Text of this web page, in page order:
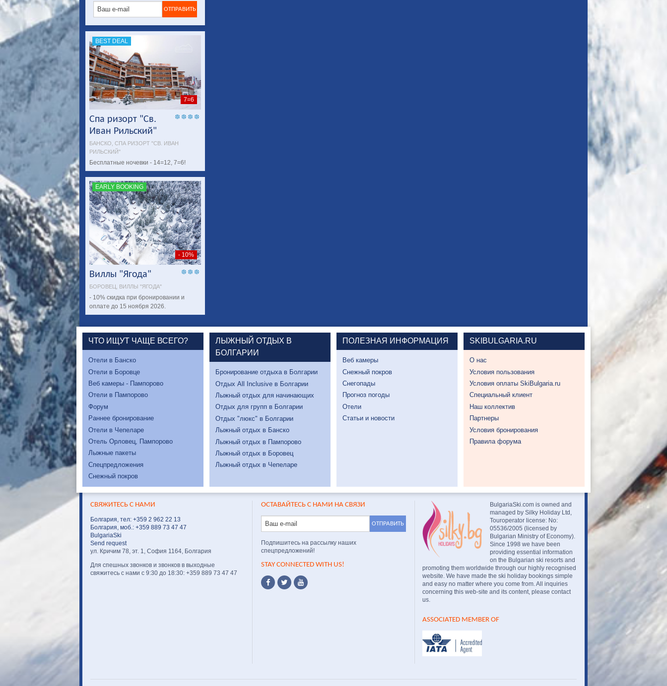
BEST DEAL
7=6
Спа ризорт "Св.
Иван Рильский"
БАНСКО, СПА РИЗОРТ "СВ. ИВАН
РИЛЬСКИЙ"
Бесплатные ночевки - 14=12, 7=6!
EARLY BOOKING
- 10%
Виллы "Ягода"
БОРОВЕЦ, ВИЛЛЫ "ЯГОДА"
- 10% скидка при бронировании и
оплате до 15 ноября 2026.
ЧТО ИЩУТ ЧАЩЕ ВСЕГО?
Отели в Банско
Отели в Боровце
Веб камеры - Пампорово
Отели в Пампорово
Форум
Раннее бронирование
Отели в Чепеларе
Отель Орловец, Пампорово
Лыжные пакеты
Спецпредложения
Снежный покров
ЛЫЖНЫЙ ОТДЫХ В
БОЛГАРИИ
Бронирование отдыха в Болгарии
Отдых All Inclusive в Болгарии
Лыжный отдых для начинающих
Отдых для групп в Болгарии
Отдых "люкс" в Болгарии
Лыжный отдых в Банско
Лыжный отдых в Пампорово
Лыжный отдых в Боровец
Лыжный отдых в Чепеларе
ПОЛЕЗНАЯ ИНФОРМАЦИЯ
Веб камеры
Снежный покров
Снегопады
Прогноз погоды
Отели
Статьи и новости
SKIBULGARIA.RU
О нас
Условия пользования
Условия оплаты SkiBulgaria.ru
Специальный клиент
Наш коллектив
Партнеры
Условия бронирования
Правила форума
СВЯЖИТЕСЬ С НАМИ
Болгария, тел: +359 2 962 22 13
Болгария, моб.: +359 889 73 47 47
BulgariaSki
Send request
ул. Кричим 78, эт. 1, София 1164, Болгария
Для спешных звонков и звонков в выходные
свяжитесь с нами с 9:30 до 18:30: +359 889 73 47 47
ОСТАВАЙТЕСЬ С НАМИ НА СВЯЗИ
Подпишитесь на рассылку наших
спецпредложений!
STAY CONNECTED WITH US!
BulgariaSki.com is owned and
managed by Silky Holiday Ltd,
Touroperator license: No:
05536/2005 (licensed by
Bulgarian Ministry of Economy).
Since 1998 we have been
providing essential information
on the Bulgarian ski resorts and
promoting them worldwide through our highly recognised
website. We have made the ski holiday bookings simple
and easy no matter where you come from. All inquiries
concerning this web-site and its content, please contact
us.
ASSOCIATED MEMBER OF